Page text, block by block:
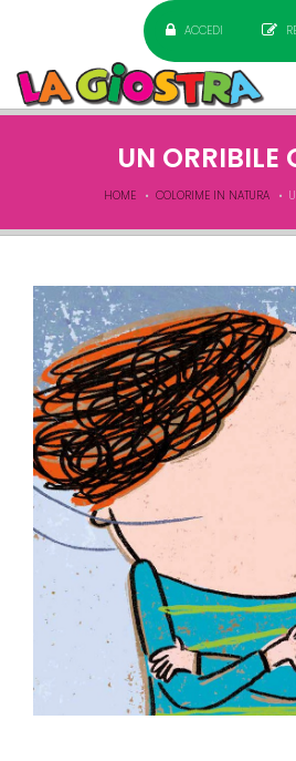
ACCEDI
UN ORRIBILE
HOME COLORIME IN NATURA
GIERRA NO